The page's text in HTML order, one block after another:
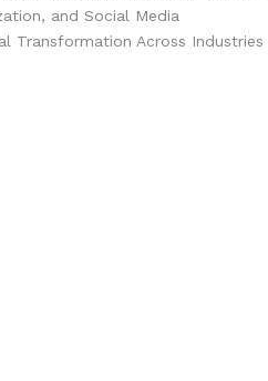
and Social Media
Transformation Across Industries